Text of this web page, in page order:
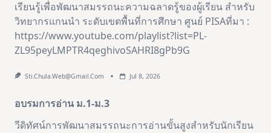
เรียนรู้เพื่อพัฒนาสมรรถนะความฉลาดรู้ของผู้เรียน สำหรับ
วิทยากรแกนนำ ระดับเขตพื้นที่การศึกษา ศูนย์ PISAที่มา :
https://www.youtube.com/playlist?list=PL-
ZL95peyLMPTR4qeghivoSAHRI8gPb9G
Sti.chula.web@gmail.com Jul 8, 2026
อบรมการอ่าน ม.1-ม.3
วีดิทัศน์การพัฒนาสมรรถนะการอ่านขั้นสูงสำหรับนักเรียน